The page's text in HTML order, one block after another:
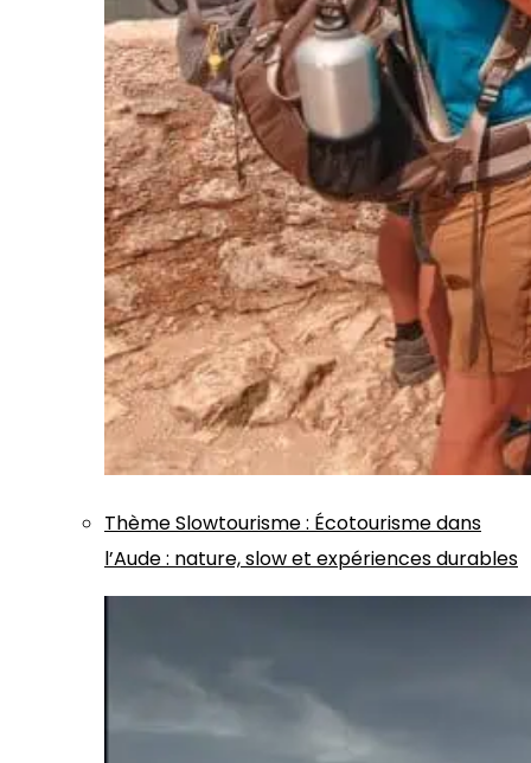
ThèmeSlowtourisme: Écotourisme dans
l’Aude : nature, slow et expériences durables